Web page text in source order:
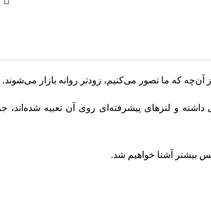
که ما تصور می‌کنیم، زودتر روانه بازار می‌شوند.
و لنزهای پیشرفته‌ای روی آن تعبیه شده‌اند،
بیشتر آشنا خواهیم شد.